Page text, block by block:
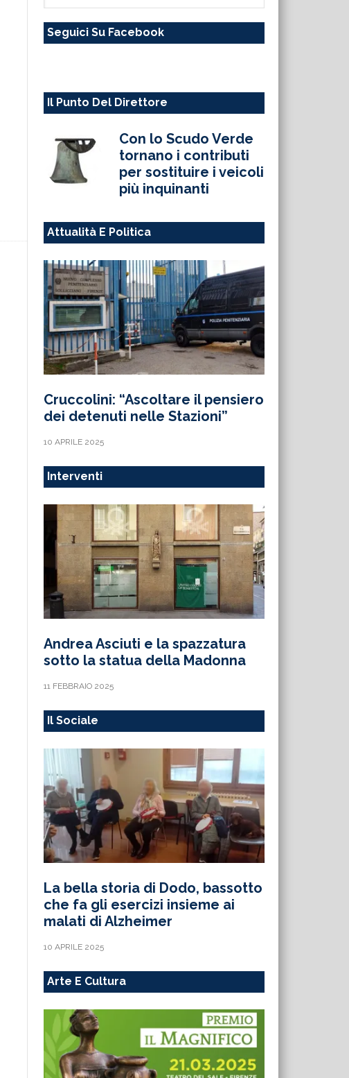
sito
Seguici Su Facebook
Il Punto Del Direttore
Con lo Scudo Verde
tornano i contributi
per sostituire i veicoli
più inquinanti
Attualità E Politica
Cruccolini: “Ascoltare il pensiero
dei detenuti nelle Stazioni”
10 APRILE 2025
Interventi
Andrea Asciuti e la spazzatura
sotto la statua della Madonna
11 FEBBRAIO 2025
Il Sociale
La bella storia di Dodo, bassotto
che fa gli esercizi insieme ai
malati di Alzheimer
10 APRILE 2025
Arte E Cultura